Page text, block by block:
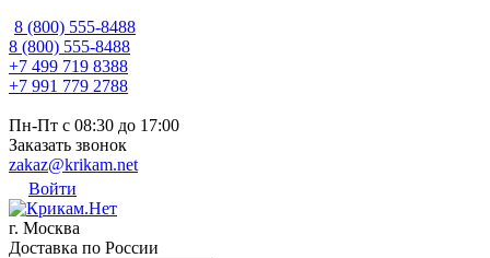
8 (800) 555-8488
8 (800) 555-8488
+7 499 719 8388
+7 991 779 2788
Пн-Пт с 08:30 до 17:00
Заказать звонок
zakaz@krikam.net
Войти
г. Москва
Доставка по России